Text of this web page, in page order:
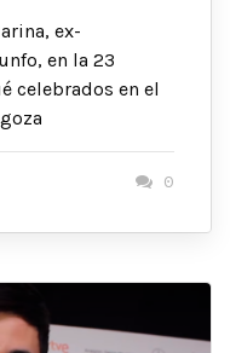
ex-
en la 23
celebrados en el
0